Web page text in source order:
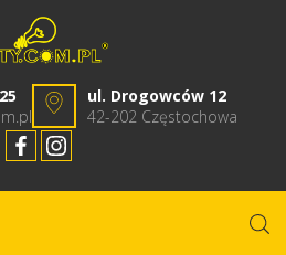
ul. Drogowców 12
42-202 Częstochowa